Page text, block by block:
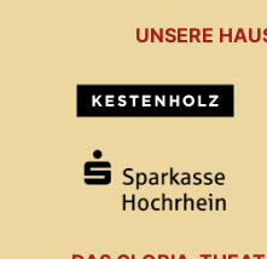
UNSERE